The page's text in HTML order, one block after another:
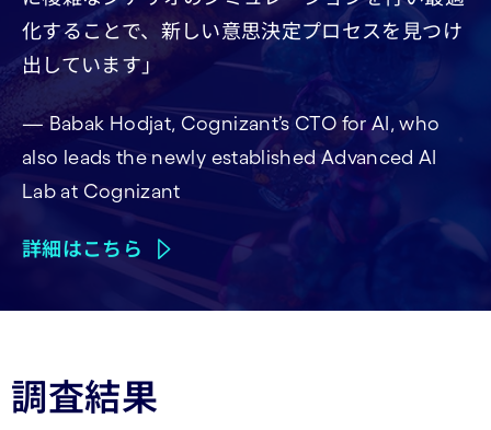
化することで、新しい意思決定プロセスを見つけ
出しています」
— Babak Hodjat, Cognizant’s CTO for AI, who
also leads the newly established Advanced AI
Lab at Cognizant
詳細はこちら
調査結果